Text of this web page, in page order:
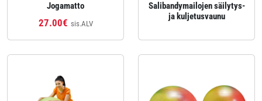
Jogamatto
27.00€ sis.ALV
Salibandymailojen säilytys-
ja kuljetusvaunu